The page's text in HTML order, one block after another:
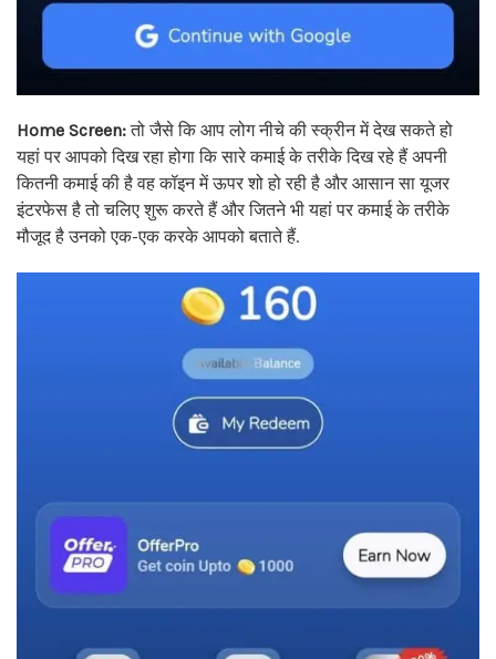
Home Screen:तो जैसे कि आप लोग नीचे की स्क्रीन में देख सकते हो
यहां पर आपको दिख रहा होगा कि सारे कमाई के तरीके दिख रहे हैं अपनी
कितनी कमाई की है वह कॉइन में ऊपर शो हो रही है और आसान सा यूजर
इंटरफेस है तो चलिए शुरू करते हैं और जितने भी यहां पर कमाई के तरीके
मौजूद है उनको एक-एक करके आपको बताते हैं.